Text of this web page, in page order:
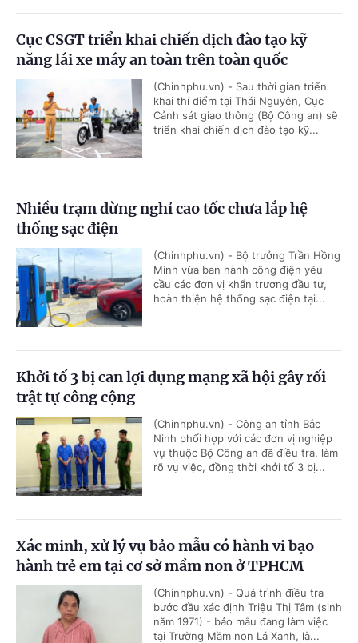
Cục CSGT triển khai chiến dịch đào tạo kỹ
năng lái xe máy an toàn trên toàn quốc
(Chinhphu.vn) - Sau thời gian triển
khai thí điểm tại Thái Nguyên, Cục
Cảnh sát giao thông (Bộ Công an) sẽ
triển khai chiến dịch đào tạo kỹ...
Nhiều trạm dừng nghỉ cao tốc chưa lắp hệ
thống sạc điện
(Chinhphu.vn) - Bộ trưởng Trần Hồng
Minh vừa ban hành công điện yêu
cầu các đơn vị khẩn trương đầu tư,
hoàn thiện hệ thống sạc điện tại...
Khởi tố 3 bị can lợi dụng mạng xã hội gây rối
trật tự công cộng
(Chinhphu.vn) - Công an tỉnh Bắc
Ninh phối hợp với các đơn vị nghiệp
vụ thuộc Bộ Công an đã điều tra, làm
rõ vụ việc, đồng thời khởi tố 3 bị...
Xác minh, xử lý vụ bảo mẫu có hành vi bạo
hành trẻ em tại cơ sở mầm non ở TPHCM
(Chinhphu.vn) - Quá trình điều tra
bước đầu xác định Triệu Thị Tâm (sinh
năm 1971) - bảo mẫu đang làm việc
tại Trường Mầm non Lá Xanh, là...